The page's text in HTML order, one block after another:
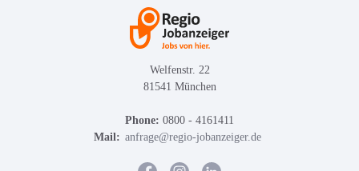
Welfenstr. 22
81541 München
Phone: 0800 - 4161411
Mail: anfrage@regio-jobanzeiger.de